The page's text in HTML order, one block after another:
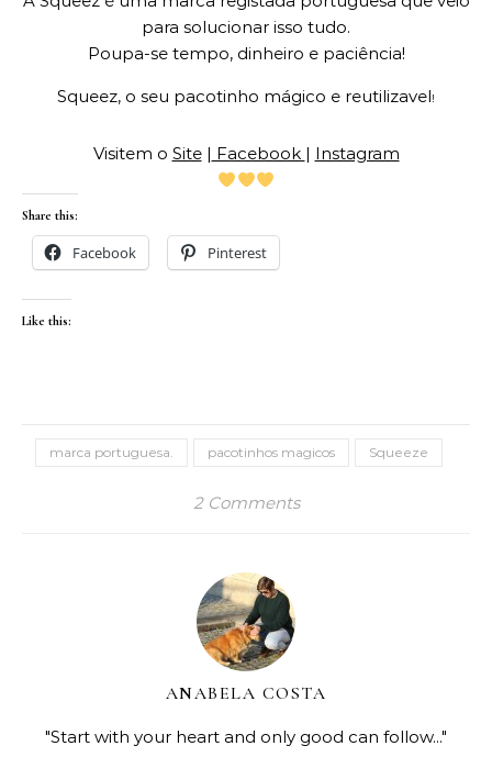
para solucionar isso tudo.
Poupa-se tempo, dinheiro e paciência!
Squeez, o seu pacotinho mágico e reutilizavel!
Visitem o Site| Facebook | Instagram
Share this:
Facebook Pinterest
Like this:
marca portuguesa. pacotinhos magicos Squeeze
2 Comments
ANABELA COSTA
"Start with your heart and only good can follow..."